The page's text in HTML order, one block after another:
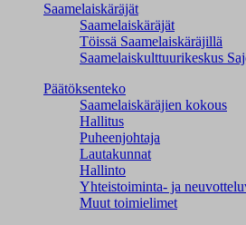
Saamelaiskäräjät
Saamelaiskäräjät
Töissä Saamelaiskäräjillä
Saamelaiskulttuuri­keskus
Päätöksenteko
Saamelaiskäräjien kokous
Hallitus
Puheenjohtaja
Lautakunnat
Hallinto
Yhteistoiminta- ja
Muut toimielimet